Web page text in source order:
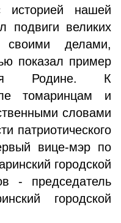
историей нашей
подвиги великих
делами,
показал пример
Родине. К
томаринцам и
словами
патриотического
вице-мэр по
городской
- председатель
городской